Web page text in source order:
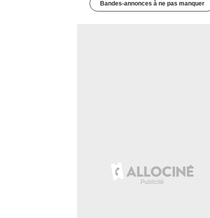
Bandes-annonces à ne pas manquer